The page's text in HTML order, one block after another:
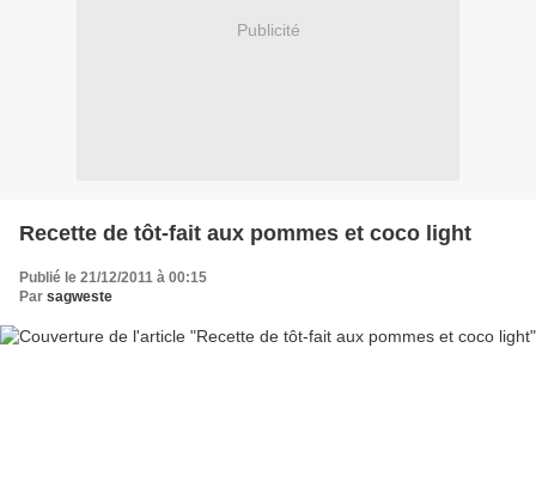
Publicité
Recette de tôt-fait aux pommes et coco light
Publié le 21/12/2011 à 00:15
Par sagweste